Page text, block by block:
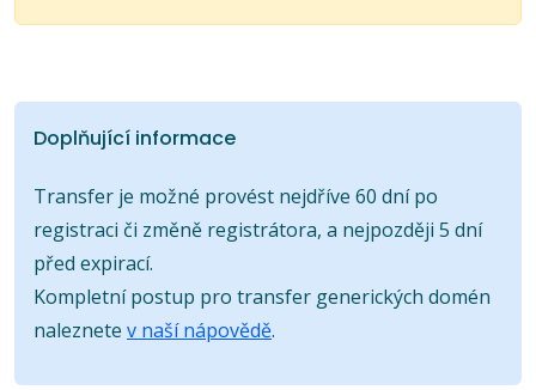
Doplňující informace
Transfer je možné provést nejdříve 60 dní po
registraci či změně registrátora, a nejpozději 5 dní
před expirací.
Kompletní postup pro transfer generických domén
naleznete v naší nápovědě.